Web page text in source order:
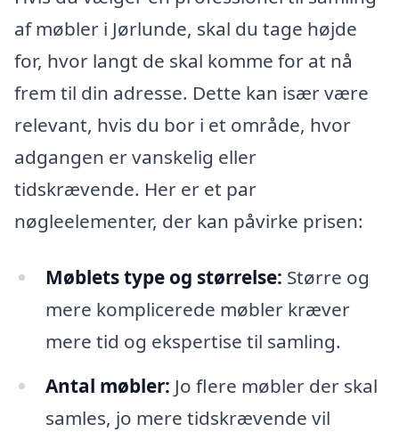
af møbler i Jørlunde, skal du tage højde
for, hvor langt de skal komme for at nå
frem til din adresse. Dette kan især være
relevant, hvis du bor i et område, hvor
adgangen er vanskelig eller
tidskrævende. Her er et par
nøgleelementer, der kan påvirke prisen:
Møblets type og størrelse: Større og
mere komplicerede møbler kræver
mere tid og ekspertise til samling.
Antal møbler: Jo flere møbler der skal
samles, jo mere tidskrævende vil